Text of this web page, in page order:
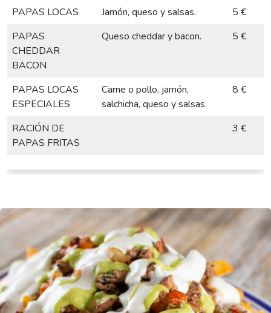
PAPAS LOCAS Jamón, queso y salsas.
5 €
PAPAS
CHEDDAR
BACON
Queso cheddar y bacon. 5 €
PAPAS LOCAS
ESPECIALES
Carne o pollo, jamón,
salchicha, queso y salsas.
8 €
RACIÓN DE
PAPAS FRITAS
3 €